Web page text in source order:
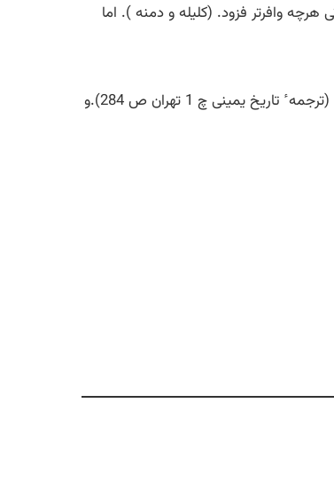
وافرتر فزود. (کلیله و دمنه ). اما
که مباهات امم زان در والا شنوند.خاقانی (دیوان چ عبدالرسولی ص 104).کس را از افاضل جهان پایه و مایه ٔ مضاهات و مباهات او نبود. (ترجمه ٔ تاریخ یمینی چ 1 تهران ص 284).و